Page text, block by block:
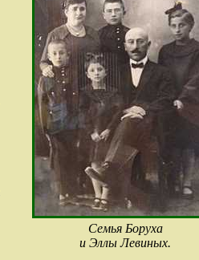
Семья Боруха
и Эллы Левиных.